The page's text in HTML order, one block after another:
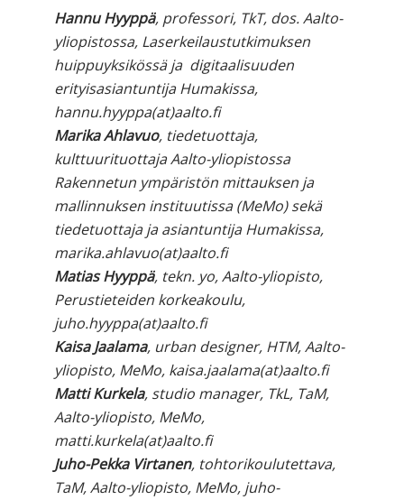
Hannu Hyyppä, professori, TkT, dos. Aalto-
yliopistossa, Laserkeilaustutkimuksen
huippuyksikössä ja digitaalisuuden
erityisasiantuntija Humakissa,
hannu.hyyppa(at)aalto.fi
Marika Ahlavuo, tiedetuottaja,
kulttuurituottaja Aalto-yliopistossa
Rakennetun ympäristön mittauksen ja
mallinnuksen instituutissa (MeMo) sekä
tiedetuottaja ja asiantuntija Humakissa,
marika.ahlavuo(at)aalto.fi
Matias Hyyppä, tekn. yo, Aalto-yliopisto,
Perustieteiden korkeakoulu,
juho.hyyppa(at)aalto.fi
Kaisa Jaalama, urban designer, HTM, Aalto-
yliopisto, MeMo, kaisa.jaalama(at)aalto.fi
Matti Kurkela, studio manager, TkL, TaM,
Aalto-yliopisto, MeMo,
matti.kurkela(at)aalto.fi
Juho-Pekka Virtanen, tohtorikoulutettava,
TaM, Aalto-yliopisto, MeMo, juho-